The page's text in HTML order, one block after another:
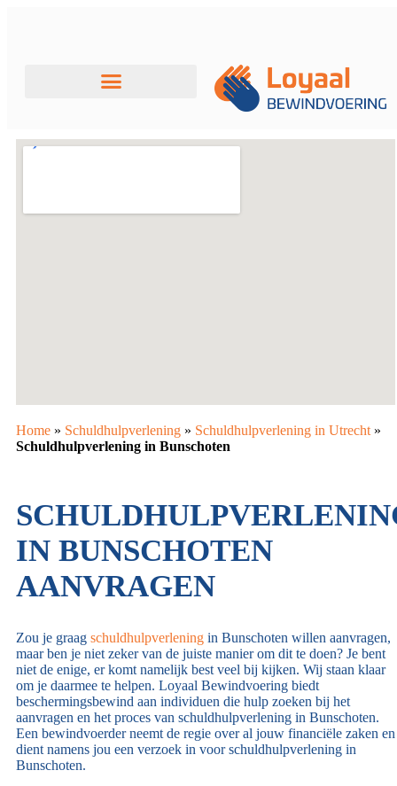
Home » Schuldhulpverlening » Schuldhulpverlening in Utrecht »
Schuldhulpverlening in Bunschoten
IN BUNSCHOTEN
AANVRAGEN
Zou je graag schuldhulpverlening in Bunschoten willen aanvragen,
maar ben je niet zeker van de juiste manier om dit te doen? Je bent
niet de enige, er komt namelijk best veel bij kijken. Wij staan klaar
om je daarmee te helpen. Loyaal Bewindvoering biedt
beschermingsbewind aan individuen die hulp zoeken bij het
aanvragen en het proces van schuldhulpverlening in Bunschoten.
Een bewindvoerder neemt de regie over al jouw financiële zaken en
dient namens jou een verzoek in voor schuldhulpverlening in
Bunschoten.